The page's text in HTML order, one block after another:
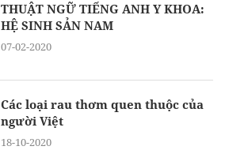
THUẬT NGỮ TIẾNG ANH Y KHOA:
HỆ SINH SẢN NAM
07-02-2020
Các loại rau thơm quen thuộc của
người Việt
18-10-2020